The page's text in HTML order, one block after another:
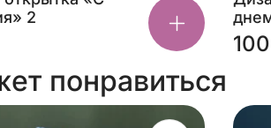
2
понравиться